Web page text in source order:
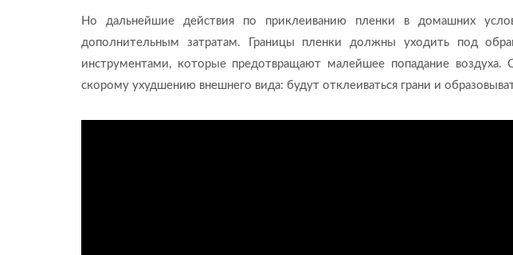
Но дальнейшие действия по приклеиванию пленки в домашних
дополнительным затратам. Границы пленки должны уходить под
инструментами, которые предотвращают малейшее попадание воздуха.
скорому ухудшению внешнего вида: будут отклеиваться грани и